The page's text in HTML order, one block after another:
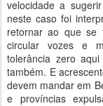
velocidade a
neste caso foi
retornar ao que se
circular vozes e
tolerância zero
também. E
devem mandar em
e províncias